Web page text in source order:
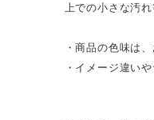
上での小さな汚
・商品の色味は
・イメージ違い